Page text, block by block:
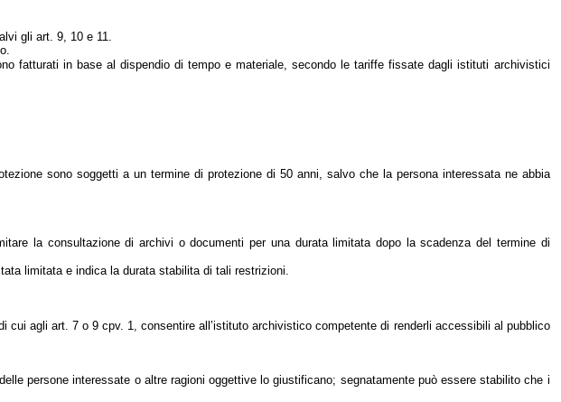
gli art. 9, 10 e 11.
fatturati in base al dispendio di tempo e materiale, secondo le tariffe fissate dagli istituti archivistici
sono soggetti a un termine di protezione di 50 anni, salvo che la persona interessata ne abbia
la consultazione di archivi o documenti per una durata limitata dopo la scadenza del termine di
limitata e indica la durata stabilita di tali restrizioni.
agli art. 7 o 9 cpv. 1, consentire all’istituto archivistico competente di renderli accessibili al pubblico
persone interessate o altre ragioni oggettive lo giustificano; segnatamente può essere stabilito che i